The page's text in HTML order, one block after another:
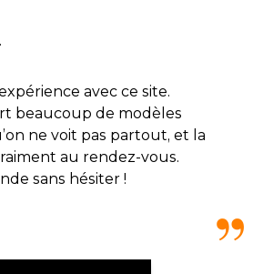
avec ce site.
beaucoup de modèles
ne voit pas partout, et la
au rendez-vous.
sans hésiter !